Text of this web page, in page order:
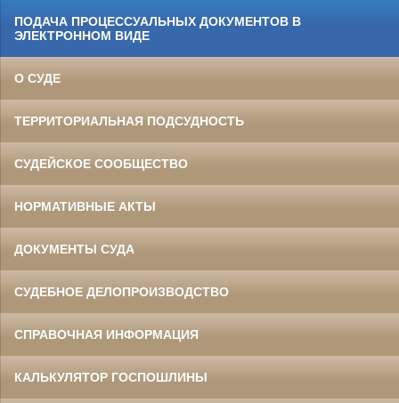
ПОДАЧА ПРОЦЕССУАЛЬНЫХ ДОКУМЕНТОВ В
ЭЛЕКТРОННОМ ВИДЕ
О СУДЕ
ТЕРРИТОРИАЛЬНАЯ ПОДСУДНОСТЬ
СУДЕЙСКОЕ СООБЩЕСТВО
НОРМАТИВНЫЕ АКТЫ
ДОКУМЕНТЫ СУДА
СУДЕБНОЕ ДЕЛОПРОИЗВОДСТВО
СПРАВОЧНАЯ ИНФОРМАЦИЯ
КАЛЬКУЛЯТОР ГОСПОШЛИНЫ